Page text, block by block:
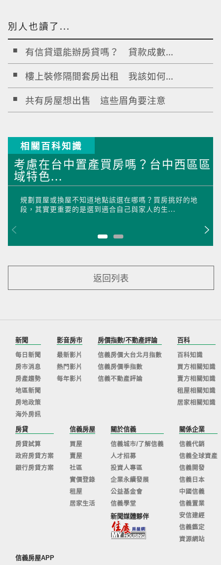
別人也讀了...
有信貸還能辦房貸嗎？ 貸款成數...
樓上裝修隔間套房出租 我該如何...
共有房屋想出售 這些眉角要注意
相關百科知識
考慮在台中置產買房嗎？台中西區區
域特色...
規劃買屋或換屋不知道地點該選在哪嗎？買房挑好的地
段，其實更重要的是選到適合自己與家人的生...
返回列表
新聞
每日新聞
房市消息
房產趨勢
地區新聞
房地政策
海外房訊
影音房市
最新影片
熱門影片
每年影片
房價指數/不動產評論
信義房價大台北月指數
信義房價季指數
信義不動產評論
百科
百科知識
買方相關知識
賣方相關知識
租屋相關知識
居家相關知識
房貸
房貸試算
政府房貸方案
銀行房貸方案
信義房屋
買屋
賣屋
社區
實價登錄
租屋
居家生活
關於信義
信義城市/了解信義
人才招募
投資人專區
企業永續發展
公益基金會
信義學堂
新聞媒體夥伴
關係企業
信義代銷
信義全球資產
信義開發
信義日本
中國信義
信義置業
安信建經
信義鑑定
資源網站
信義房屋APP